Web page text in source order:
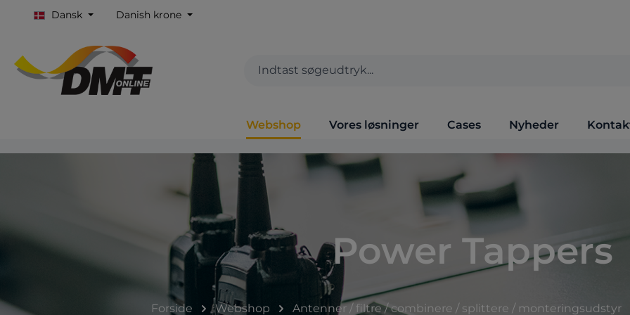
Dansk Danish krone
Webshop Vores løsninger Cases Nyheder
Power Tappers
Forside Webshop Antenner / filtre / combinere / splittere / monteringsudstyr